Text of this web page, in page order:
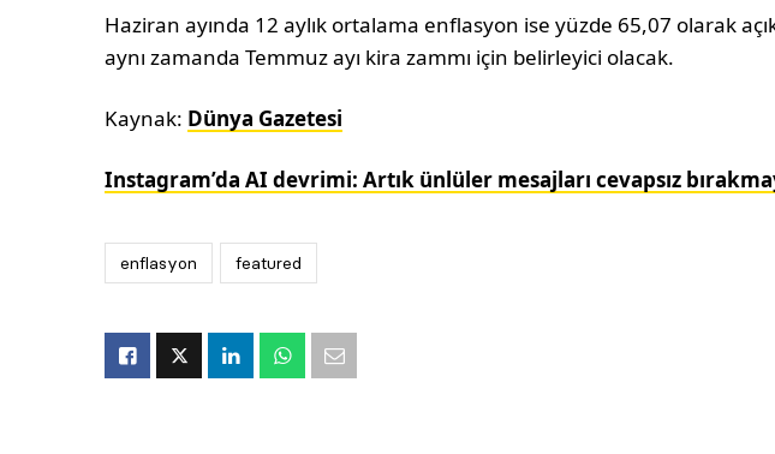
Haziran ayında 12 aylık ortalama enflasyon ise yüzde 65,07 olarak
aynı zamanda Temmuz ayı kira zammı için belirleyici olacak.
Kaynak: Dünya Gazetesi
Instagram’da AI devrimi: Artık ünlüler mesajları cevapsız
enflasyon featured